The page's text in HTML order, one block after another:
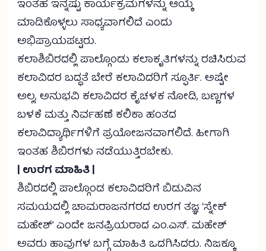
ಇಂತಹ ಇನ್ನಷ್ಟು ಕಾರ್ಯಕ್ರಮಗಳನ್ನು ಆಯ್ಕೆ
ಮಾಡಿಕೊಳ್ಳಲು ಸಾಧ್ಯವಾಗಲಿದೆ ಎಂದು
ಅಭಿಪ್ರಾಯಪಟ್ಟರು.
ಕಲಾಶಿಬಿರದಲ್ಲಿ ಪಾಲ್ಗೊಂಡು ಕಲಾಕೃತಿಗಳನ್ನು ರಚಿಸಿರುವ
ಕಲಾವಿದರ ಬದ್ಧತೆ ಬೇರೆ ಕಲಾವಿದರಿಗೆ ಸ್ಫೂರ್ತಿ. ಅಷ್ಟೇ
ಅಲ್ಲ, ಅನುಭವಿ ಕಲಾವಿದರ ಕೈಚಳಕ ನೋಡಿ, ಬಣ್ಣಗಳ
ಬಳಕೆ ಮತ್ತು ನಿರ್ವಹಣೆ ಕಲಿಕಾ ಹಂತದ
ಕಲಾವಿದ್ಯಾರ್ಥಿಗಳಿಗೆ ಪ್ರಯೋಜನವಾಗಲಿದೆ. ಹೀಗಾಗಿ
ಇಂತಹ ಶಿಬಿರಗಳು ನಡೆಯುತ್ತಿರಬೇಕು.
| ಉರಗ ಮಾಹಿತಿ |
ಶಿಬಿರದಲ್ಲಿ ಪಾಲ್ಗೊಂಡ ಕಲಾವಿದರಿಗೆ ಬಿಡುವಿನ
ಸಮಯದಲ್ಲಿ ಚಾಮರಾಜನಗರದ ಉರಗ ತಜ್ಞ ‘ಸ್ನೇಕ್
ಮಹೇಶ್’ ಎಂದೇ ಜನಪ್ರಿಯರಾದ ಎಂ.ಎಸ್. ಮಹೇಶ್
ಅವರು ಹಾವುಗಳ ಬಗ್ಗೆ ಮಾಹಿತಿ ಒದಗಿಸಿದರು. ನಿಜಕ್ಕೂ